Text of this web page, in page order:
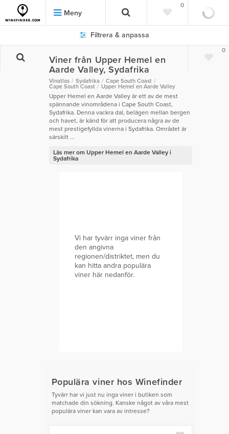
Meny
0
0
Filtrera & anpassa
Viner från Upper Hemel en
Aarde Valley, Sydafrika
Vinatlas Sydafrika
Cape South Coast
Cape South Coast
Upper Hemel en Aarde Valley
Upper Hemel en Aarde Valley är ett av de mest
spännande vinområdena i Cape South Coast,
Sydafrika. Denna vackra dal, belägen mellan bergen
och havet, är känd för att producera några av de
mest prestigefyllda vinerna i Sydafrika. Området är
särskilt ...
Läs mer om Upper Hemel en Aarde Valley i
Sydafrika
Vi har tyvärr inga viner från
den angivna
regionen/distriktet, men du
kan hitta andra populära
viner här nedanför.
Populära viner hos Winefinder
Tyvärr har vi just nu inga viner i butiken som
matchade din sökning. Kanske något av våra mest
populära viner kan vara av intresse?